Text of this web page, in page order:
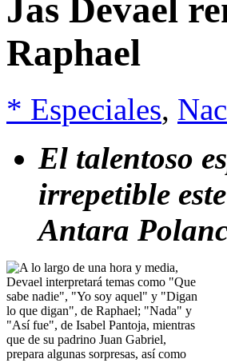
Jas Devael
Raphael
* Especiales,
El talentoso
irrepetible
Antara